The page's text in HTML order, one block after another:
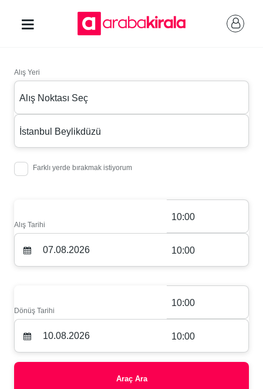
Alış Yeri
Alış Noktası Seç
İstanbul Beylikdüzü
Farklı yerde bırakmak istiyorum
Alış Tarihi
10:00
10:00
Dönüş Tarihi
10:00
10:00
Araç Ara